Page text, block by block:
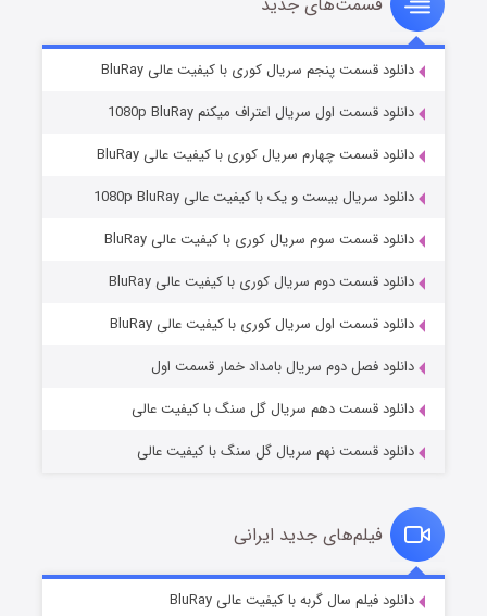
سریال زشت
قسمت۵ (زیرنویس) منتشر شد
وستی ها
قسمت۱ (زیرنویس) منتشر شد
قسمت۶ (زیرنویس) منتشر شد
دانلود قسمت پنجم سریال کوری با کیفیت عالی BluRay
دانلود قسمت اول سریال اعتراف میکنم 1080p BluRay
دانلود قسمت چهارم سریال کوری با کیفیت عالی BluRay
دانلود سریال بیست و یک با کیفیت عالی 1080p BluRay
دانلود قسمت سوم سریال کوری با کیفیت عالی BluRay
دانلود قسمت دوم سریال کوری با کیفیت عالی BluRay
دانلود قسمت اول سریال کوری با کیفیت عالی BluRay
دانلود فصل دوم سریال بامداد خمار قسمت اول
دانلود قسمت دهم سریال گل سنگ با کیفیت عالی
دانلود قسمت نهم سریال گل سنگ با کیفیت عالی
فیلم‌های جدید ایرانی
دانلود فیلم سال گربه با کیفیت عالی BluRay